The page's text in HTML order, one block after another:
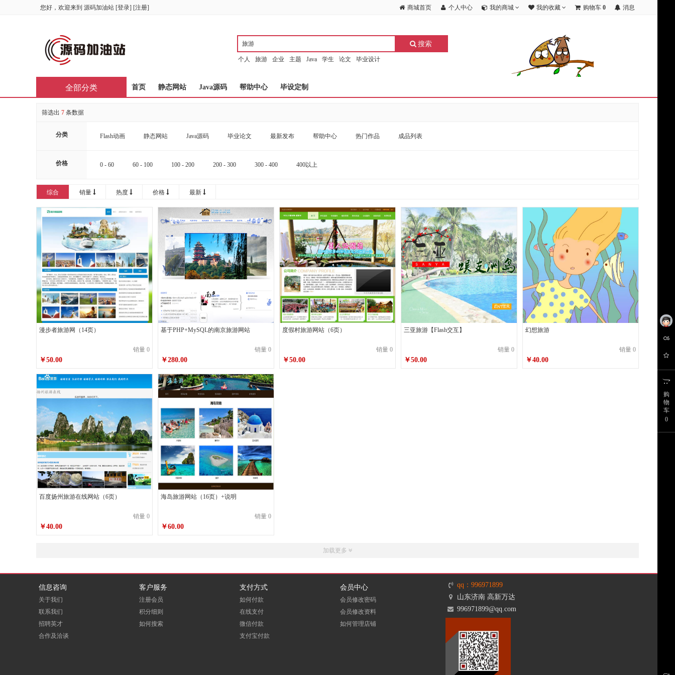
您好，欢迎来到 源码加油站 [登录] [注册] 商城首页 个人中心 我的商城 我的收藏 购物车 0 消息
搜索
个人 旅游 企业 主题 Java 学生 论文 毕业设计
首页 静态网站 Java源码 帮助中心 毕设定制
全部分类
筛选出 7 条数据
分类 Flash动画 静态网站 Java源码 毕业论文 最新发布 帮助中心 热门作品 成品列表
价格 0 - 60 60 - 100 100 - 200 200 - 300 300 - 400 400以上
综合 销量 热度 价格 最新
漫步者旅游网（14页）
销量 0
￥50.00
基于PHP+MySQL的南京旅游网站
销量 0
￥280.00
度假村旅游网站（6页）
销量 0
￥50.00
三亚旅游【Flash交互】
销量 0
￥50.00
幻想旅游
销量 0
￥40.00
百度扬州旅游在线网站（6页）
销量 0
￥40.00
海岛旅游网站（16页）+说明
销量 0
￥60.00
加载更多
信息咨询
关于我们
联系我们
招聘英才
合作及洽谈
客户服务
注册会员
积分细则
如何搜索
支付方式
如何付款
在线支付
微信付款
支付宝付款
会员中心
会员修改密码
会员修改资料
如何管理店铺
qq：996971899
山东济南 高新万达
996971899@qq.com
购
物
车
0